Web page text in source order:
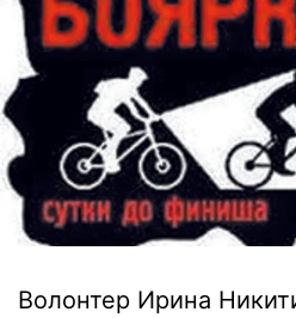
Волонтер Ирина